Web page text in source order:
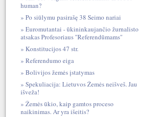
human?
Po siūlymu pasirašę 38 Seimo nariai
Euromutantai - ūkininkaujančio žurnalisto
atsakas Profesoriaus "Referendūmams"
Konstitucijos 47 str.
Referendumo eiga
Bolivijos žemės įstatymas
Spekuliacija: Lietuvos Žemės neišveš. Jau
išveža!
Žemės ūkio, kaip gamtos proceso
naikinimas. Ar yra išeitis?